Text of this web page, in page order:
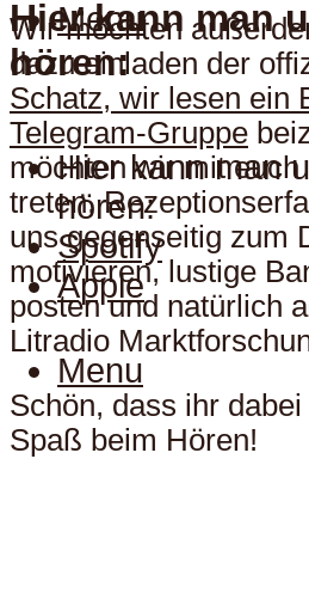
Menu
Hier kann man
hören:
Hier kann man
hören:
Spotify
Apple
Menu
Wir möchten
dazu einladen der
Schatz, wir lesen ein
Telegram-Gruppe
möchten wir mit euch
treten,
uns gegenseitig zum
motivieren, lustige
posten und natürlich
Litradio
Schön, dass ihr dabei
Spaß beim Hören!